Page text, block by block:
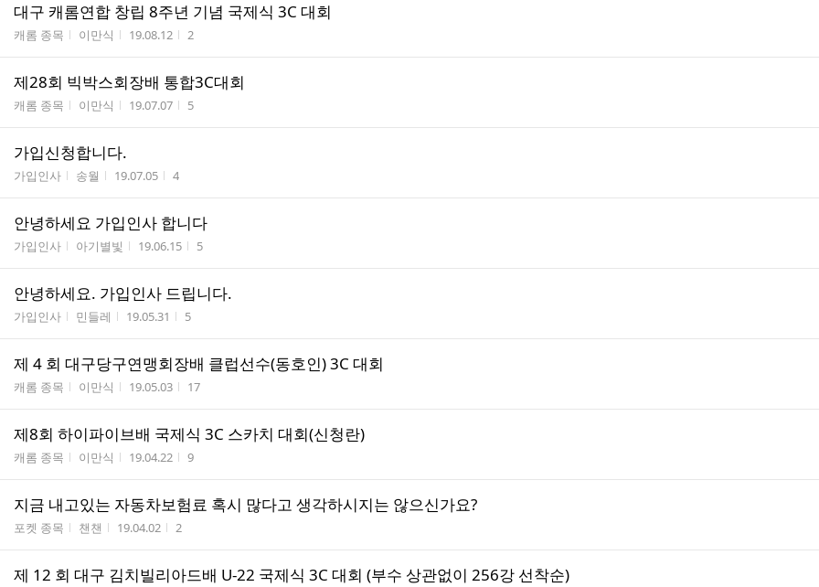
대구 캐롬연합 창립 8주년 기념 국제식 3C 대회
게시판명
캐롬 종목 작성자
이만식 작성시간
19.08.12 조회수
2
제28회 빅박스회장배 통합3C대회
게시판명
캐롬 종목 작성자
이만식 작성시간
19.07.07 조회수
5
가입신청합니다.
게시판명
가입인사 작성자
송월 작성시간
19.07.05 조회수
4
안녕하세요 가입인사 합니다
게시판명
가입인사 작성자
아기별빛 작성시간
19.06.15 조회수
5
안녕하세요. 가입인사 드립니다.
게시판명
가입인사 작성자
민들레 작성시간
19.05.31 조회수
5
제 4 회 대구당구연맹회장배 클럽선수(동호인) 3C 대회
게시판명
캐롬 종목 작성자
이만식 작성시간
19.05.03 조회수
17
제8회 하이파이브배 국제식 3C 스카치 대회(신청란)
게시판명
캐롬 종목 작성자
이만식 작성시간
19.04.22 조회수
9
지금 내고있는 자동차보험료 혹시 많다고 생각하시지는 않으신가요?
게시판명
포켓 종목 작성자
챈챈 작성시간
19.04.02 조회수
2
제 12 회 대구 김치빌리아드배 U-22 국제식 3C 대회 (부수 상관없이 256강 선착순)